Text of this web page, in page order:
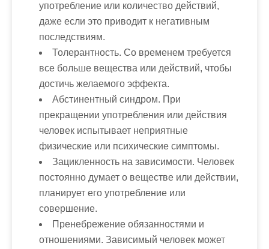
употребление или количество действий,
даже если это приводит к негативным
последствиям.
Толерантность. Со временем требуется
все больше вещества или действий, чтобы
достичь желаемого эффекта.
Абстинентный синдром. При
прекращении употребления или действия
человек испытывает неприятные
физические или психические симптомы.
Зацикленность на зависимости. Человек
постоянно думает о веществе или действии,
планирует его употребление или
совершение.
Пренебрежение обязанностями и
отношениями. Зависимый человек может